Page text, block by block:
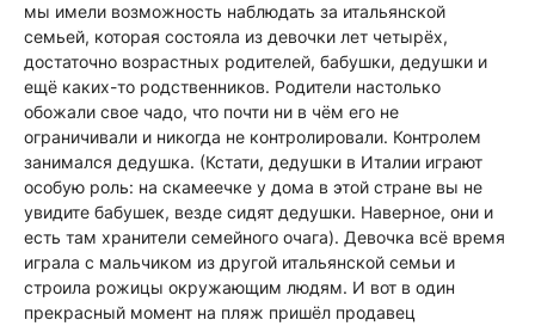
мы имели возможность наблюдать за итальянской
семьей, которая состояла из девочки лет четырёх,
достаточно возрастных родителей, бабушки, дедушки и
ещё каких-то родственников. Родители настолько
обожали свое чадо, что почти ни в чём его не
ограничивали и никогда не контролировали. Контролем
занимался дедушка. (Кстати, дедушки в Италии играют
особую роль: на скамеечке у дома в этой стране вы не
увидите бабушек, везде сидят дедушки. Наверное, они и
есть там хранители семейного очага). Девочка всё время
играла с мальчиком из другой итальянской семьи и
строила рожицы окружающим людям. И вот в один
прекрасный момент на пляж пришёл продавец